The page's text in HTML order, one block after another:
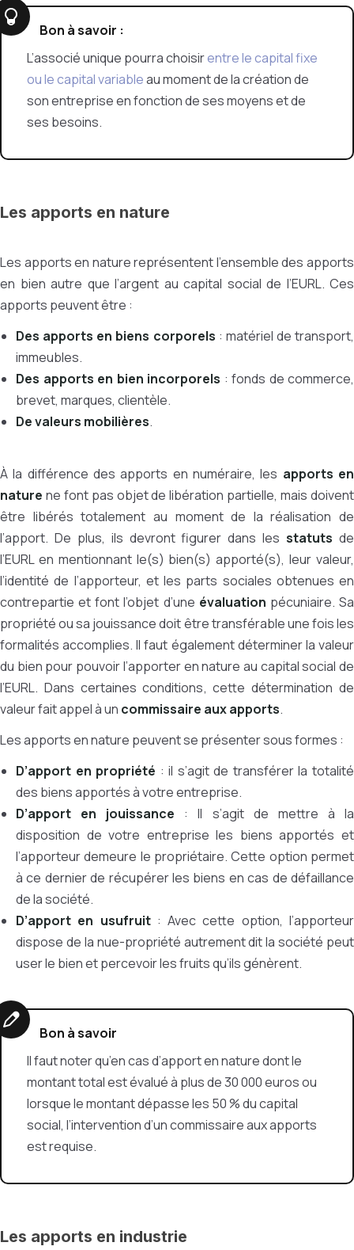
Bon à savoir :
L’associé unique pourra choisirentre le capital fixe
ou le capital variableau moment de la création de
son entreprise en fonction de ses moyens et de
ses besoins.
Les apports en nature
Les apports en nature représentent l’ensemble des apports
en bien autre que l’argent au capital social de l’EURL. Ces
apports peuvent être :
Des apports en biens corporels : matériel de transport,
immeubles.
Des apports en bien incorporels : fonds de commerce,
brevet, marques, clientèle.
De valeurs mobilières.
À la différence des apports en numéraire, les apports en
nature ne font pas objet de libération partielle, mais doivent
être libérés totalement au moment de la réalisation de
l’apport. De plus, ils devront figurer dans lesstatutsde
l’EURL en mentionnant le(s) bien(s) apporté(s), leur valeur,
l’identité de l’apporteur, et les parts sociales obtenues en
contrepartie et font l’objet d’une évaluation pécuniaire. Sa
propriété ou sa jouissance doit être transférable une fois les
formalités accomplies. Il faut également déterminer la valeur
du bien pour pouvoir l’apporter en nature au capital social de
l’EURL. Dans certaines conditions, cette détermination de
valeur fait appel à un commissaire aux apports.
Les apports en nature peuvent se présenter sous formes :
D’apport en propriété : il s’agit de transférer la totalité
des biens apportés à votre entreprise.
D’apport en jouissance : Il s’agit de mettre à la
disposition de votre entreprise les biens apportés et
l’apporteur demeure le propriétaire. Cette option permet
à ce dernier de récupérer les biens en cas de défaillance
de la société.
D’apport en usufruit: Avec cette option, l’apporteur
dispose de la nue-propriété autrement dit la société peut
user le bien et percevoir les fruits qu’ils génèrent.
Bon à savoir
Il faut noter qu’en cas d’apport en nature dont le
montant total est évalué à plus de 30 000 euros ou
lorsque le montant dépasse les 50 % du capital
social, l’intervention d’un commissaire aux apports
est requise.
Les apports en industrie